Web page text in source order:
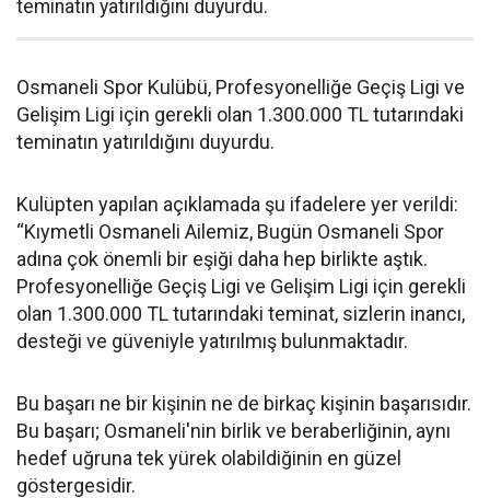
teminatın yatırıldığını duyurdu.
Osmaneli Spor Kulübü, Profesyonelliğe Geçiş Ligi ve
Gelişim Ligi için gerekli olan 1.300.000 TL tutarındaki
teminatın yatırıldığını duyurdu.
Kulüpten yapılan açıklamada şu ifadelere yer verildi:
“Kıymetli Osmaneli Ailemiz, Bugün Osmaneli Spor
adına çok önemli bir eşiği daha hep birlikte aştık.
Profesyonelliğe Geçiş Ligi ve Gelişim Ligi için gerekli
olan 1.300.000 TL tutarındaki teminat, sizlerin inancı,
desteği ve güveniyle yatırılmış bulunmaktadır.
Bu başarı ne bir kişinin ne de birkaç kişinin başarısıdır.
Bu başarı; Osmaneli'nin birlik ve beraberliğinin, aynı
hedef uğruna tek yürek olabildiğinin en güzel
göstergesidir.